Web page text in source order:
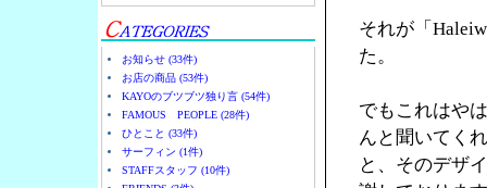
お知らせ (33件)
お店の商品 (53件)
KAYOのブツブツ独り言 (54件)
FAMOUS PEOPLE (28件)
ひとこと (33件)
サーフィン (1件)
STAFFスタッフ (10件)
それが「
た。
でもこれはや
んと聞いてく
と、そのデザ